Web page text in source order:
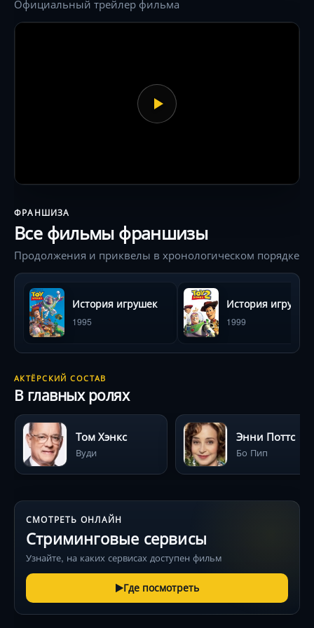
Официальный трейлер фильма
ФРАНШИЗА
Все фильмы франшизы
Продолжения и приквелы в хронологическом порядке
История игрушек
1995
История игрушек
1999
АКТЁРСКИЙ СОСТАВ
В главных ролях
Том Хэнкс
Вуди
Энни Поттс
Бо Пип
СМОТРЕТЬ ОНЛАЙН
Стриминговые сервисы
Узнайте, на каких сервисах доступен фильм
Где посмотреть